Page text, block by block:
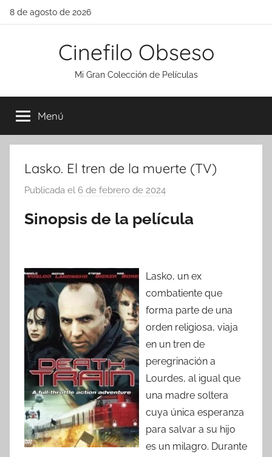
Saltar
8 de agosto de 2026
Cinefilo Obseso
Mi Gran Colección de Películas
Menú
Lasko. El tren de la muerte (TV)
Publicada el 6 de febrero de 2024
r
Sinopsis de la película
Lasko, un ex
combatiente que
forma parte de una
orden religiosa, viaja
en un tren de
peregrinación a
Lourdes, al igual que
una madre soltera
cuya única esperanza
para salvar a su hijo
es un milagro. Durante